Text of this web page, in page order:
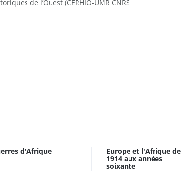
de l’Ouest (CERHIO-UMR CNRS
d'Afrique Europe et l'Afrique de
1914 aux années
soixante